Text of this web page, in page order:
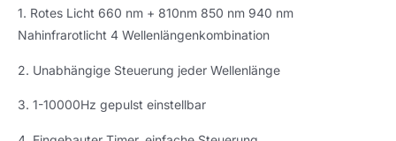
1. Rotes Licht 660 nm + 810nm 850 nm 940 nm
Nahinfrarotlicht 4 Wellenlängenkombination
2. Unabhängige Steuerung jeder Wellenlänge
3. 1-10000Hz gepulst einstellbar